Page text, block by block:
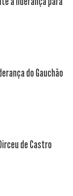
do Gauchão
de Castro